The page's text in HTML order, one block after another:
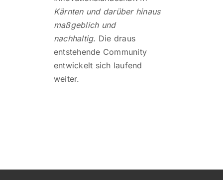
Kärnten und darüber hinaus
maßgeblich und
nachhaltig. Die draus
entstehende Community
entwickelt sich laufend
weiter.